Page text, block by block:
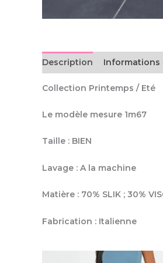
Description Informations
Collection Printemps / Eté
Le modèle mesure 1m67
Taille : BIEN
Lavage : A la machine
Matière : 70% SLIK ; 30%
Fabrication : Italienne